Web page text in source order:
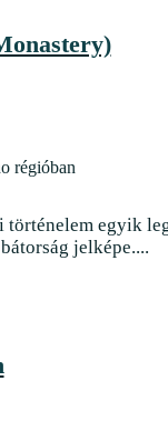
régióban
egyik
jelképe....